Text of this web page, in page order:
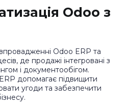
Odoo з
Odoo ERP та
де продажі інтегровані з
і документообігом.
допомагає підвищити
угоди та забезпечити